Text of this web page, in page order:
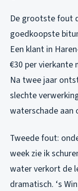
De grootste fout
goedkoopste
Een klant in
€30 per vierkante
Na twee jaar
slechte
waterschade aan
Tweede fout:
week zie ik
water verkort de
dramatisch. ‘s